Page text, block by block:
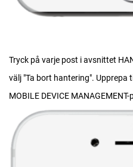
Tryck på varje post i avsnittet
välj "Ta bort hantering". Upprepa
MOBILE DEVICE